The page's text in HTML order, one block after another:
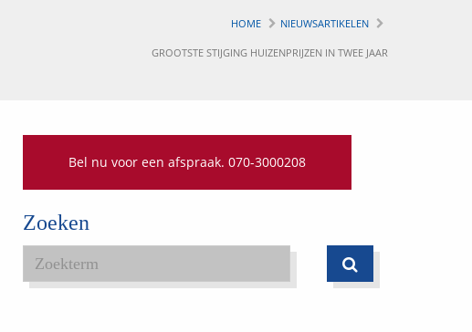
HOME NIEUWSARTIKELEN
GROOTSTE STIJGING HUIZENPRIJZEN IN TWEE JAAR
Bel nu voor een afspraak. 070-3000208
Zoeken